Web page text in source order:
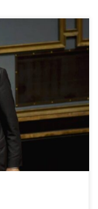
päätösvaltaa Jari
pitää kestää